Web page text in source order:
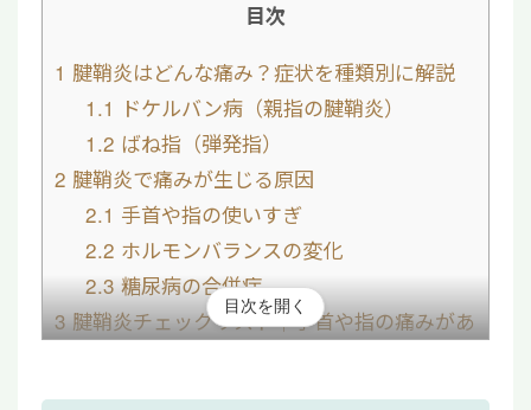
目次
1 腱鞘炎はどんな痛み？症状を種類別に解説
1.1 ドケルバン病（親指の腱鞘炎）
1.2 ばね指（弾発指）
2 腱鞘炎で痛みが生じる原因
2.1 手首や指の使いすぎ
2.2 ホルモンバランスの変化
2.3糖尿病の合併症
3腱鞘炎チェックリスト｜手首や指の痛みがあ
目次を開く